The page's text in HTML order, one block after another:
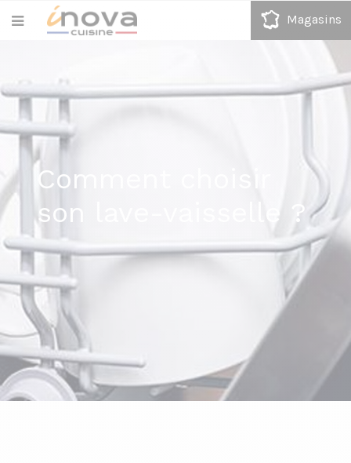
Magasins
Comment choisir
son lave-vaisselle ?